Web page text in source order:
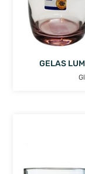
GELAS